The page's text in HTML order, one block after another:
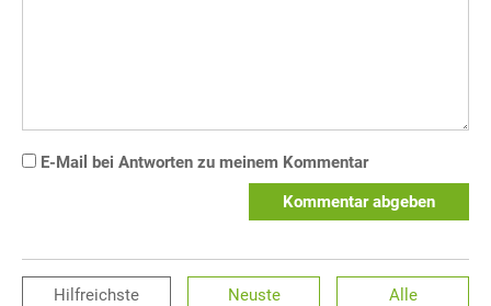
E-Mail bei Antworten zu meinem Kommentar
Kommentar abgeben
Hilfreichste Neuste Alle